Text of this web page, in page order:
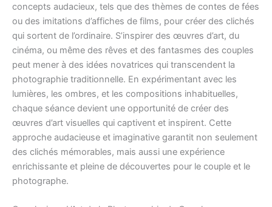
concepts audacieux, tels que des thèmes de contes de fées
ou des imitations d’affiches de films, pour créer des clichés
qui sortent de l’ordinaire. S’inspirer des œuvres d’art, du
cinéma, ou même des rêves et des fantasmes des couples
peut mener à des idées novatrices qui transcendent la
photographie traditionnelle. En expérimentant avec les
lumières, les ombres, et les compositions inhabituelles,
chaque séance devient une opportunité de créer des
œuvres d’art visuelles qui captivent et inspirent. Cette
approche audacieuse et imaginative garantit non seulement
des clichés mémorables, mais aussi une expérience
enrichissante et pleine de découvertes pour le couple et le
photographe.